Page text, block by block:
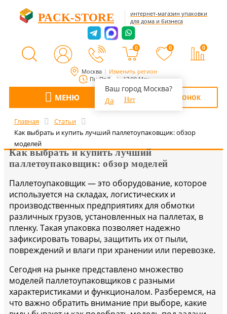
Москва Изменить регион
Ваш город Москва?
Да
Нет
Пн-Пт 8:00 - 17:00 Мск
PACK-STORE
интернет-магазин упаковки
для дома и бизнеса
0 0 0
МЕНЮ ОБРАТНЫЙ ЗВОНОК
Главная
Статьи
Как выбрать и купить лучший паллетоупаковщик: обзор
моделей
Как выбрать и купить лучший
паллетоупаковщик: обзор моделей
Паллетоупаковщик — это оборудование, которое
используется на складах, логистических и
производственных предприятиях для обмотки
различных грузов, установленных на паллетах, в
пленку. Такая упаковка позволяет надежно
зафиксировать товары, защитить их от пыли,
повреждений и влаги при хранении или перевозке.
Сегодня на рынке представлено множество
моделей паллетоупаковщиков с разными
характеристиками и функционалом. Разберемся, на
что важно обратить внимание при выборе, какие